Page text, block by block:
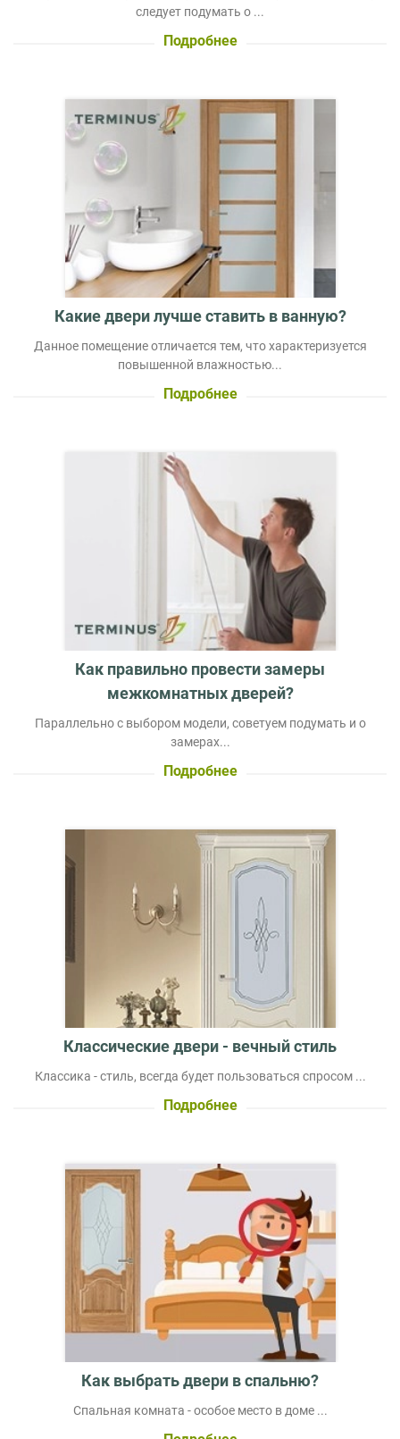
следует подумать о ...
Подробнее
Какие двери лучше ставить в ванную?
Данное помещение отличается тем, что характеризуется
повышенной влажностью...
Подробнее
Как правильно провести замеры
межкомнатных дверей?
Параллельно с выбором модели, советуем подумать и о
замерах...
Подробнее
Классические двери - вечный стиль
Классика - стиль, всегда будет пользоваться спросом ...
Подробнее
Как выбрать двери в спальню?
Спальная комната - особое место в доме ...